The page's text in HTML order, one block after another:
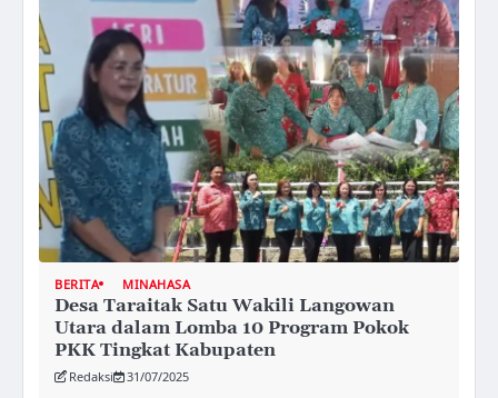
BERITA MINAHASA
Desa Taraitak Satu Wakili Langowan
Utara dalam Lomba 10 Program Pokok
PKK Tingkat Kabupaten
Redaksi 31/07/2025